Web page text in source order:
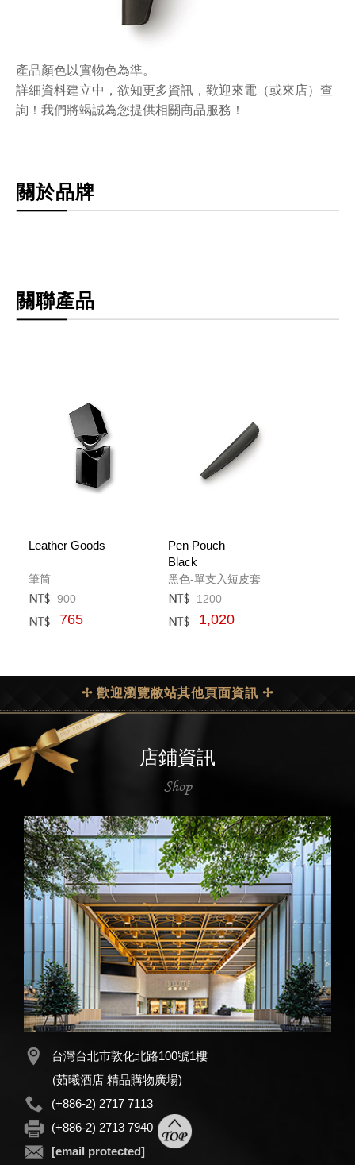
產品顏色以實物色為準。
詳細資料建立中，欲知更多資訊，歡迎來電（或來店）查
詢！我們將竭誠為您提供相關商品服務！
關於品牌
關聯產品
Leather Goods
筆筒
定價﹕ 900
網購﹕
765
Pen Pouch
Black
黑色-單支入短皮套
定價﹕1200
網購﹕
1,020
✢ 歡迎瀏覽敝站其他頁面資訊 ✢
店鋪資訊
Shop
台灣台北市敦化北路100號1樓
(茹曦酒店 精品購物廣場)
(+886-2) 2717 7113
(+886-2) 2713 7940
[email protected]